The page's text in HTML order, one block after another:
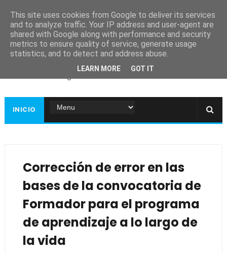
Ayuntamiento de
Guadiana
INICIO
Corrección de error en las
bases de la convocatoria de
Formador para el programa
de aprendizaje a lo largo de
la vida
This site uses cookies from Google to deliver its services
and to analyze traffic. Your IP address and user-agent are
shared with Google along with performance and security
metrics to ensure quality of service, generate usage
statistics, and to detect and address abuse.
LEARN MORE GOT IT